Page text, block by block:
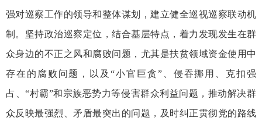
强对巡察工作的领导和整体谋划，建立健全巡视巡察联动机
制。坚持政治巡察定位，结合基层特点，着力发现发生在群
众身边的不正之风和腐败问题，尤其是扶贫领域资金使用中
存在的腐败问题，以及“小官巨贪”、侵吞挪用、克扣强
占、“村霸”和宗族恶势力等侵害群众利益问题，推动解决群
众反映最强烈、矛盾最突出的问题，及时纠正贯彻党的路线